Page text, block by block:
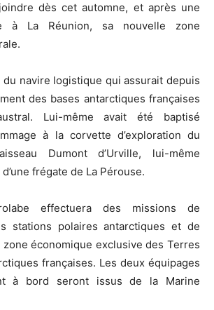
dès cet automne, et après une
à La Réunion, sa nouvelle zone
navire logistique qui assurait depuis
des bases antarctiques françaises
Lui-même avait été baptisé
à la corvette d’exploration du
Dumont d’Urville, lui-même
frégate de La Pérouse.
effectuera des missions de
stations polaires antarctiques et de
économique exclusive des Terres
françaises. Les deux équipages
à bord seront issus de la Marine